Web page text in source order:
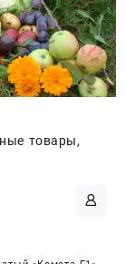
товары,